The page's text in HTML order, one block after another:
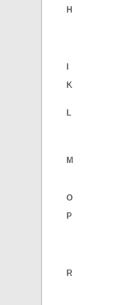
H
K
L
M
O
P
R